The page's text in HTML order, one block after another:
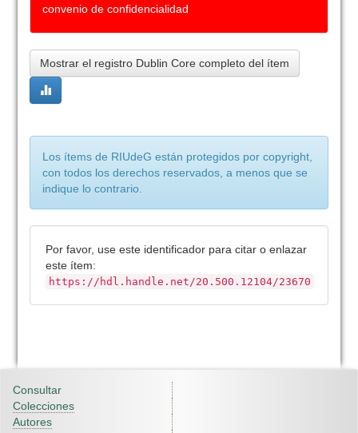
convenio de confidencialidad
Mostrar el registro Dublin Core completo del ítem
Los ítems de RIUdeG están protegidos por copyright,
con todos los derechos reservados, a menos que se
indique lo contrario.
Por favor, use este identificador para citar o enlazar
este ítem:
https://hdl.handle.net/20.500.12104/23670
Consultar
Colecciones
Autores